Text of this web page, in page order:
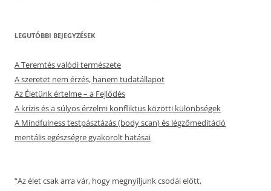
LEGUTÓBBI BEJEGYZÉSEK
A Teremtés valódi természete
A szeretet nem érzés, hanem tudatállapot
Az Életünk értelme – a Fejlődés
A krízis és a súlyos érzelmi konfliktus közötti különbségek
A Mindfulness testpásztázás (body scan) és légzőmeditáció
mentális egészségre gyakorolt hatásai
“Az élet csak arra vár, hogy megnyíljunk csodái előtt,